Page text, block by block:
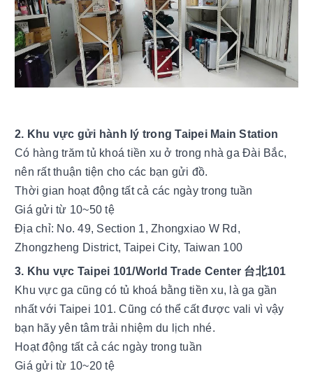
2. Khu vực gửi hành lý trong Taipei Main Station
Có hàng trăm tủ khoá tiền xu ở trong nhà ga Đài Bắc,
nên rất thuận tiện cho các bạn gửi đồ.
Thời gian hoạt động tất cả các ngày trong tuần
Giá gửi từ 10~50 tệ
Địa chỉ: No. 49, Section 1, Zhongxiao W Rd,
Zhongzheng District, Taipei City, Taiwan 100
3. Khu vực Taipei 101/World Trade Center 台北101
Khu vực ga cũng có tủ khoá bằng tiền xu, là ga gần
nhất với Taipei 101. Cũng có thể cất được vali vì vậy
bạn hãy yên tâm trải nhiệm du lịch nhé.
Hoạt động tất cả các ngày trong tuần
Giá gửi từ 10~20 tệ